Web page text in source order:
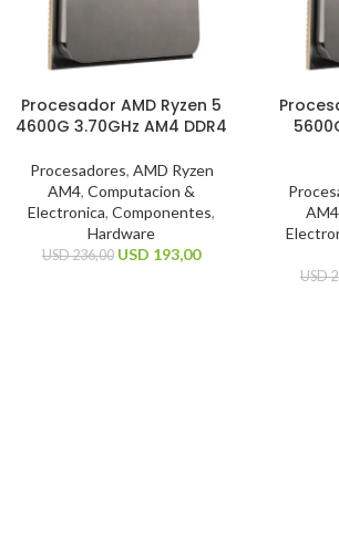
Procesador AMD Ryzen 5
4600G 3.70GHz AM4 DDR4
Procesadores, AMD Ryzen
AM4, Computacion &
Electronica, Componentes,
Hardware
USD236,00 USD 193,00
AM4
USD